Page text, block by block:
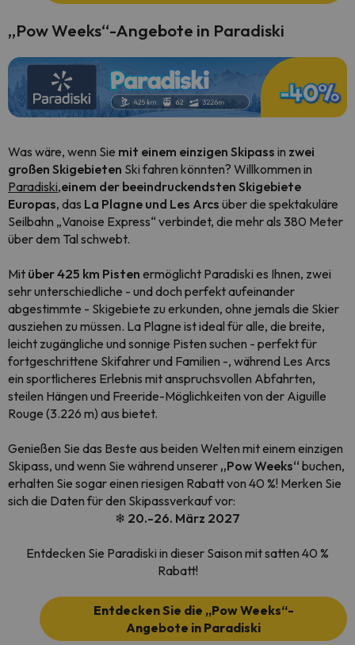
„Pow Weeks“-Angebote in Paradiski
Was wäre, wenn Sie mit einem einzigen Skipass in zwei
großen Skigebieten Ski fahren könnten? Willkommen in
Paradiski,einem der beeindruckendsten Skigebiete
Europas, das La Plagne und Les Arcs über die spektakuläre
Seilbahn „Vanoise Express“ verbindet, die mehr als 380 Meter
über dem Tal schwebt.
Mit über 425 km Pisten ermöglicht Paradiski es Ihnen, zwei
sehr unterschiedliche - und doch perfekt aufeinander
abgestimmte - Skigebiete zu erkunden, ohne jemals die Skier
ausziehen zu müssen. La Plagne ist ideal für alle, die breite,
leicht zugängliche und sonnige Pisten suchen - perfekt für
fortgeschrittene Skifahrer und Familien -, während Les Arcs
ein sportlicheres Erlebnis mit anspruchsvollen Abfahrten,
steilen Hängen und Freeride-Möglichkeiten von der Aiguille
Rouge (3.226 m) aus bietet.
Genießen Sie das Beste aus beiden Welten mit einem einzigen
Skipass, und wenn Sie während unserer „Pow Weeks“ buchen,
erhalten Sie sogar einen riesigen Rabatt von 40 %! Merken Sie
sich die Daten für den Skipassverkauf vor:
❄ 20.-26. März 2027
Entdecken Sie Paradiski in dieser Saison mit satten 40 %
Rabatt!
Entdecken Sie die „Pow Weeks“-
Angebote in Paradiski